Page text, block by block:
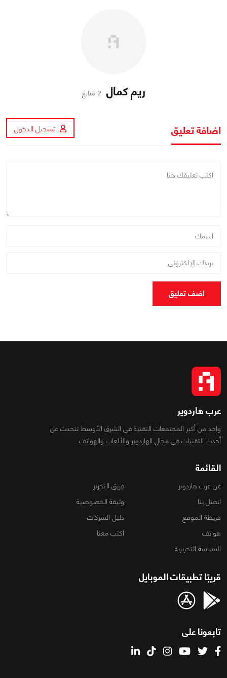
ريم كمال 2 متابع
اضافة تعليق تسجيل الدخول
اضف تعليق
عرب هاردوير
واحد من أكبر المجتمعات التقنية فى الشرق الأوسط تتحدث عن
أحدث التقنيات فى مجال الهاردوير والألعاب والهواتف
القائمة
عن عرب هاردوير
فريق التحرير
اتصل بنا
وثيقة الخصوصية
خريطة الموقع
دليل الشركات
هواتف
اكتب معنا
السياسة التحريرية
قريبًا تطبيقات الموبايل
تابعونا على